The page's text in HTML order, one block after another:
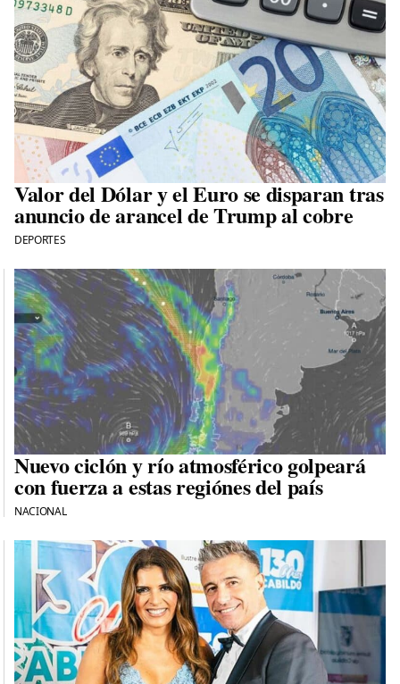
Valor del Dólar y el Euro se disparan tras
anuncio de arancel de Trump al cobre
DEPORTES
Nuevo ciclón y río atmosférico golpeará
con fuerza a estas regiónes del país
NACIONAL